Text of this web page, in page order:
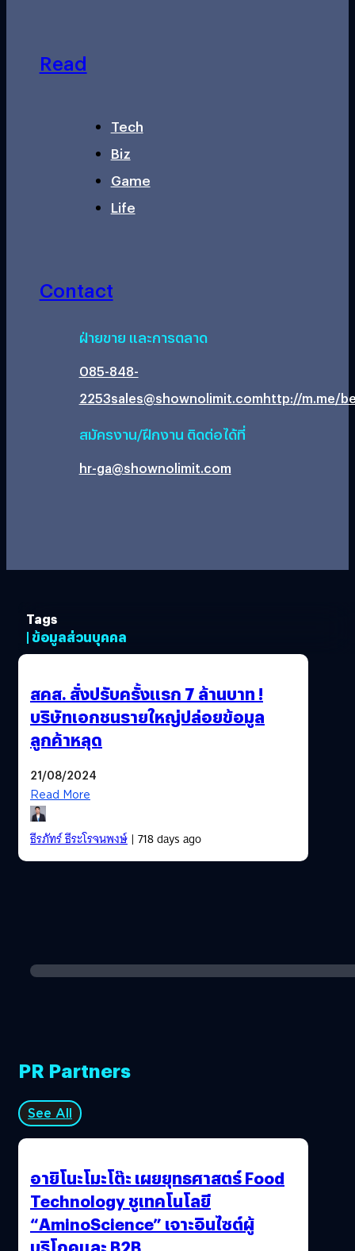
Read
Tech
Biz
Game
Life
Contact
ฝ่ายขาย และการตลาด
085-848-
2253sales@shownolimit.comhttp://m.me/
สมัครงาน/ฝึกงาน ติดต่อได้ที่
hr-ga@shownolimit.com
Tags
| ข้อมูลส่วนบุคคล
สคส. สั่งปรับครั้งแรก 7 ล้านบาท !
บริษัทเอกชนรายใหญ่ปล่อยข้อมูล
ลูกค้าหลุด
21/08/2024
Read More
ธีรภัทร์ ธีระโรจนพงษ์| 718 days ago
PR Partners
See All
อายิโนะโมะโต๊ะ เผยยุทธศาสตร์ Food
Technology ชูเทคโนโลยี
“AminoScience” เจาะอินไซต์ผู้